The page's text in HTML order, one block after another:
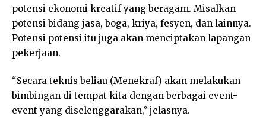
potensi ekonomi kreatif yang beragam. Misalkan
potensi bidang jasa, boga, kriya, fesyen, dan lainnya.
Potensi potensi itu juga akan menciptakan lapangan
pekerjaan.
“Secara teknis beliau (Menekraf) akan melakukan
bimbingan di tempat kita dengan berbagai event-
event yang diselenggarakan,” jelasnya.